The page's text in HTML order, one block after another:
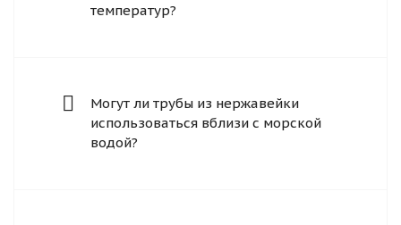
температур?
Могут ли трубы из нержавейки
использоваться вблизи с морской
водой?